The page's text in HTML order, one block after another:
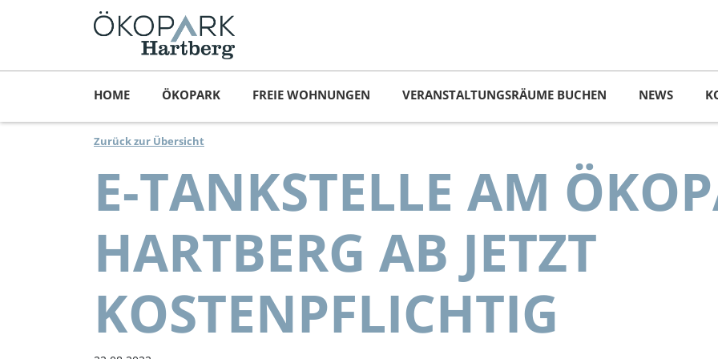
HOME ÖKOPARK FREIE WOHNUNGEN VERANSTALTUNGSRÄUME BUCHEN NEWS
Zurück zur Übersicht
E-TANKSTELLE AM
HARTBERG AB JETZT
KOSTENPFLICHTIG